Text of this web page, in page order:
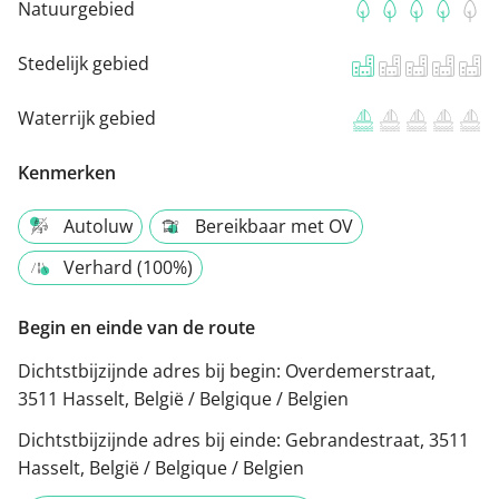
Natuurgebied
Stedelijk gebied
Waterrijk gebied
Kenmerken
Autoluw
Bereikbaar met OV
Verhard (100%)
Begin en einde van de route
Dichtstbijzijnde adres bij begin: Overdemerstraat,
3511 Hasselt, België / Belgique / Belgien
Dichtstbijzijnde adres bij einde: Gebrandestraat, 3511
Hasselt, België / Belgique / Belgien